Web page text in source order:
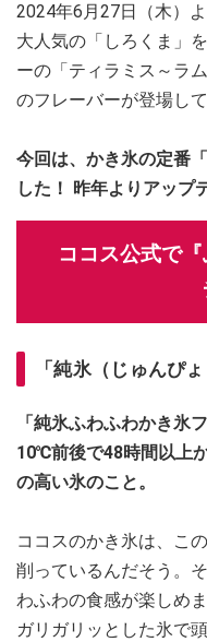
2024年6月27日（木）よ
大人気の「しろくま」
ーの「ティラミス～ラ
のフレーバーが登場して
今回は、かき氷の定番
した！ 昨年よりアップ
ココス公式で
「純氷（じゅんぴ
「純氷ふわふわかき氷
10℃前後で48時間以上
の高い氷のこと。
ココスのかき氷は、こ
削っているんだそう。
わふわの食感が楽しめま
ガリガリッとした氷で